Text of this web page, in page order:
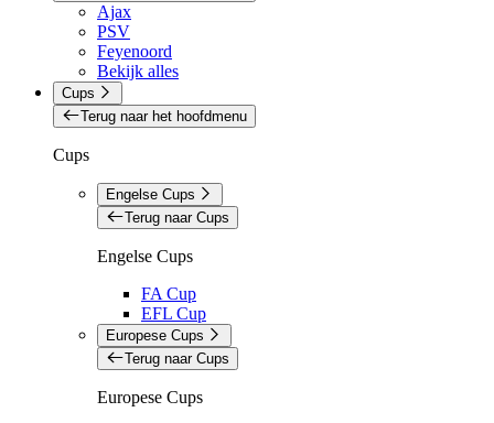
Ajax
PSV
Feyenoord
Bekijk alles
Cups
Terug naar het hoofdmenu
Cups
Engelse Cups
Terug naar Cups
Engelse Cups
FA Cup
EFL Cup
Europese Cups
Terug naar Cups
Europese Cups